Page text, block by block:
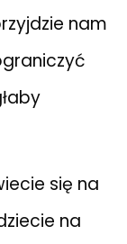
nam
się na
na